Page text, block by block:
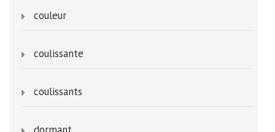
couleur
coulissante
coulissants